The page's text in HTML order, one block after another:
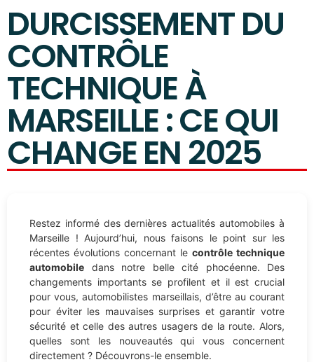
DURCISSEMENT DU
CONTRÔLE
TECHNIQUE À
MARSEILLE : CE QUI
CHANGE EN 2025
Restez informé des dernières actualités automobiles à
Marseille ! Aujourd’hui, nous faisons le point sur les
récentes évolutions concernant le contrôle technique
automobile dans notre belle cité phocéenne. Des
changements importants se profilent et il est crucial
pour vous, automobilistes marseillais, d’être au courant
pour éviter les mauvaises surprises et garantir votre
sécurité et celle des autres usagers de la route. Alors,
quelles sont les nouveautés qui vous concernent
directement ? Découvrons-le ensemble.